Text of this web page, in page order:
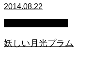
2014.08.22
妖しい月光プラム